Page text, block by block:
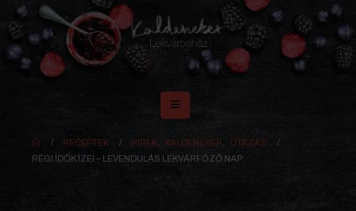
RECEPTEK HÍREK KALDENEKER
UTAZÁS
RÉGI IDŐK ÍZEI – LEVENDULÁS LEKVÁRFŐZŐ NAP